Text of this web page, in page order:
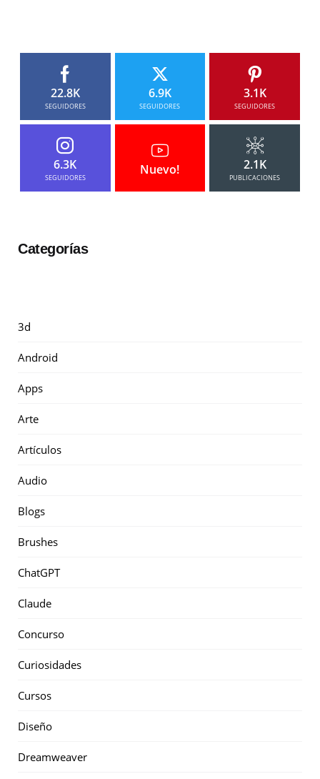
22.8K
SEGUIDORES
6.9K
SEGUIDORES
3.1K
SEGUIDORES
6.3K
SEGUIDORES
Nuevo! 2.1K
PUBLICACIONES
Categorías
3d
Android
Apps
Arte
Artículos
Audio
Blogs
Brushes
ChatGPT
Claude
Concurso
Curiosidades
Cursos
Diseño
Dreamweaver